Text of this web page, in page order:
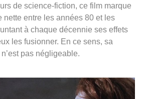
de science-fiction, ce film marque
nette entre les années 80 et les
à chaque décennie ses effets
les fusionner. En ce sens, sa
pas négligeable.